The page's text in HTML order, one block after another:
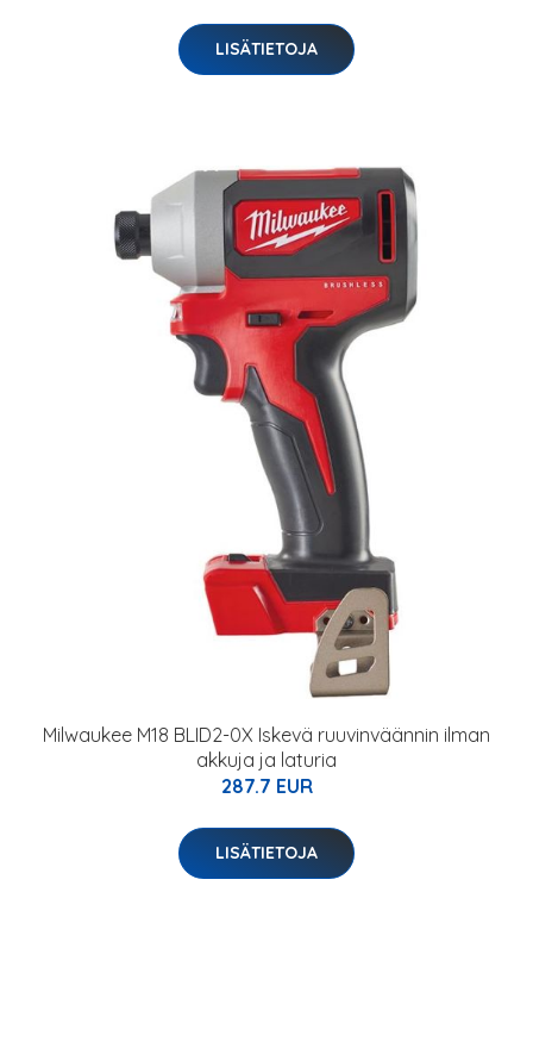
LISÄTIETOJA
Milwaukee M18 BLID2-0X Iskevä ruuvinväännin ilman
akkuja ja laturia
287.7 EUR
LISÄTIETOJA